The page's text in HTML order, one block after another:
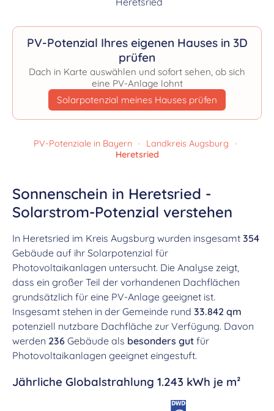
PV-Potenzial Ihres eigenen Hauses in 3D
prüfen
Dach in Karte auswählen und sofort sehen, ob sich
eine PV-Anlage lohnt
Solarpotenzial meines Hauses prüfen
PV-Potenziale in Bayern · Landkreis Augsburg
·
Heretsried
Sonnenschein in Heretsried -
Solarstrom-Potenzial verstehen
In Heretsried im Kreis Augsburg wurden insgesamt 354
Gebäude auf ihr Solarpotenzial für
Photovoltaikanlagen untersucht. Die Analyse zeigt,
dass ein großer Teil der vorhandenen Dachflächen
grundsätzlich für eine PV-Anlage geeignet ist.
Insgesamt stehen in der Gemeinde rund 33.842 qm
potenziell nutzbare Dachfläche zur Verfügung. Davon
werden 236 Gebäude als besonders gut für
Photovoltaikanlagen geeignet eingestuft.
Jährliche Globalstrahlung 1.243 kWh je m²